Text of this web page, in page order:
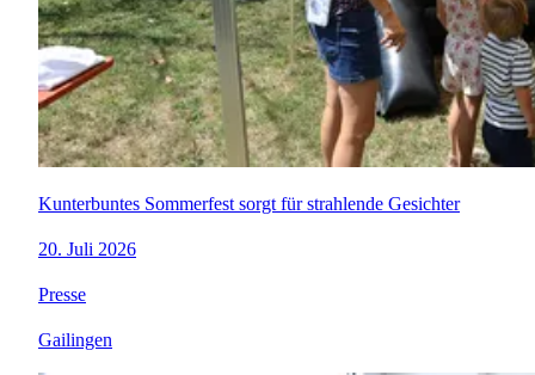
Kunterbuntes Sommerfest sorgt für strahlende Gesichter
20. Juli 2026
Presse
Gailingen